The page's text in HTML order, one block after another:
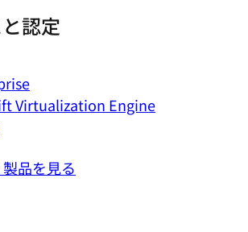
認定
Virtualization Engine
品を見る